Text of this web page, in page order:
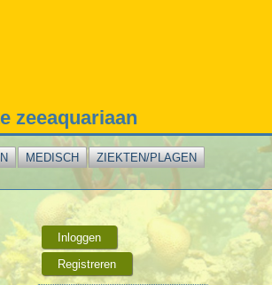
zeeaquariaan
MEDISCH
ZIEKTEN/PLAGEN
Inloggen
Registreren